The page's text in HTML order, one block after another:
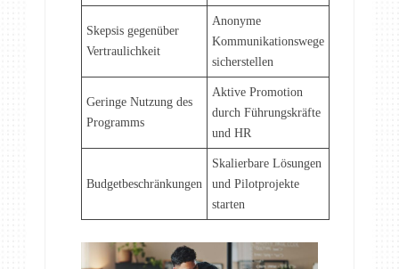
Skepsis gegenüber
Vertraulichkeit
Anonyme
Kommunikationswege
sicherstellen
Geringe Nutzung des
Programms
Aktive Promotion
durch Führungskräfte
und HR
Budgetbeschränkungen
Skalierbare Lösungen
und Pilotprojekte
starten